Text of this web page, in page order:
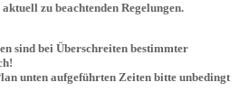
zu beachtenden Regelungen.
sind bei Überschreiten bestimmter
unten aufgeführten Zeiten bitte unbedingt